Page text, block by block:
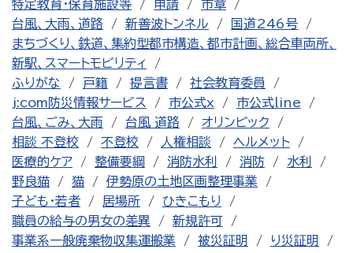
特定教育・保育施設等
申請
市章
台風、大雨、道路
新善波トンネル
国道246号
まちづくり、鉄道、集約型都市構造、都市計画、総合車両所、
新駅、スマートモビリティ
ふりがな
戸籍 提言書
社会教育委員
j:com防災情報サービス
市公式x
市公式line
台風、ごみ、大雨
台風 道路
オリンピック
相談 不登校
不登校 人権相談
ヘルメット
医療的ケア
整備要綱 消防水利 消防
水利
野良猫
猫
伊勢原の土地区画整理事業
子ども・若者
居場所
ひきこもり
職員の給与の男女の差異
新規許可
事業系一般廃棄物収集運搬業
被災証明
り災証明